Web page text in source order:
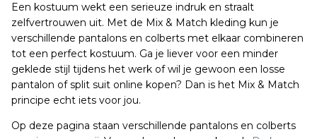
Een kostuum wekt een serieuze indruk en straalt
zelfvertrouwen uit. Met de Mix & Match kleding kun je
verschillende pantalons en colberts met elkaar combineren
tot een perfect kostuum. Ga je liever voor een minder
geklede stijl tijdens het werk of wil je gewoon een losse
pantalon of split suit online kopen? Dan is het Mix & Match
principe echt iets voor jou.
Op deze pagina staan verschillende pantalons en colberts